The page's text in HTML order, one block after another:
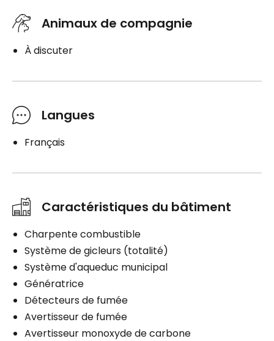
Animaux de compagnie
À discuter
Langues
Français
Caractéristiques du bâtiment
Charpente combustible
Système de gicleurs (totalité)
Système d'aqueduc municipal
Génératrice
Détecteurs de fumée
Avertisseur de fumée
Avertisseur monoxyde de carbone